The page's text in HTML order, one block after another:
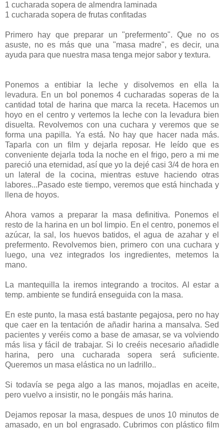
1 cucharada sopera de almendra laminada
1 cucharada sopera de frutas confitadas
Primero hay que preparar un "prefermento". Que no os
asuste, no es más que una "masa madre", es decir, una
ayuda para que nuestra masa tenga mejor sabor y textura.
Ponemos a entibiar la leche y disolvemos en ella la
levadura. En un bol ponemos 4 cucharadas soperas de la
cantidad total de harina que marca la receta. Hacemos un
hoyo en el centro y vertemos la leche con la levadura bien
disuelta. Revolvemos con una cuchara y veremos que se
forma una papilla. Ya está. No hay que hacer nada más.
Taparla con un film y dejarla reposar. He leído que es
conveniente dejarla toda la noche en el frigo, pero a mi me
pareció una eternidad, así que yo la dejé casi 3/4 de hora en
un lateral de la cocina, mientras estuve haciendo otras
labores...Pasado este tiempo, veremos que está hinchada y
llena de hoyos.
Ahora vamos a preparar la masa definitiva. Ponemos el
resto de la harina en un bol limpio. En el centro, ponemos el
azúcar, la sal, los huevos batidos, el agua de azahar y el
prefermento. Revolvemos bien, primero con una cuchara y
luego, una vez integrados los ingredientes, metemos la
mano.
La mantequilla la iremos integrando a trocitos. Al estar a
temp. ambiente se fundirá enseguida con la masa.
En este punto, la masa está bastante pegajosa, pero no hay
que caer en la tentación de añadir harina a mansalva. Sed
pacientes y veréis como a base de amasar, se va volviendo
más lisa y fácil de trabajar. Si lo creéis necesario añadidle
harina, pero una cucharada sopera será suficiente.
Queremos un masa elástica no un ladrillo..
Si todavía se pega algo a las manos, mojadlas en aceite,
pero vuelvo a insistir, no le pongáis más harina.
Dejamos reposar la masa, despues de unos 10 minutos de
amasado, en un bol engrasado. Cubrimos con plástico film